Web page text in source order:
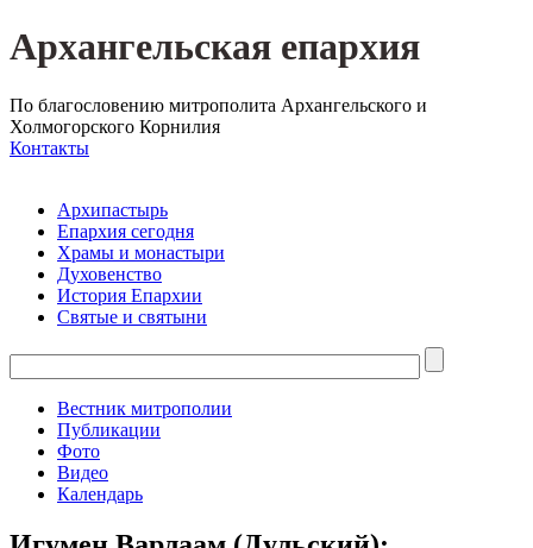
Архангельская епархия
По благословению митрополита Архангельского и
Холмогорского Корнилия
Контакты
Архипастырь
Епархия сегодня
Храмы и монастыри
Духовенство
История Епархии
Святые и святыни
Вестник митрополии
Публикации
Фото
Видео
Календарь